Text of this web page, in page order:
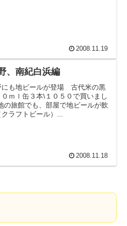
2008.11.19
、南紀白浜編
にも地ビールが登場 古代米の黒
ｍｌ缶３本\１０５０で買いまし
旅館でも、部屋で地ビールが飲
ラフトビール）...
2008.11.18